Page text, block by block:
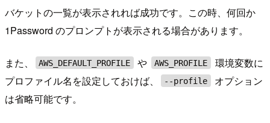
バケットの一覧が表示されれば成功です。この時、何回か
1Password のプロンプトが表示される場合があります。
また、 AWS_DEFAULT_PROFILE や AWS_PROFILE
環境変数に
プロファイル名を設定しておけば、
--profile
オプション
は省略可能です。